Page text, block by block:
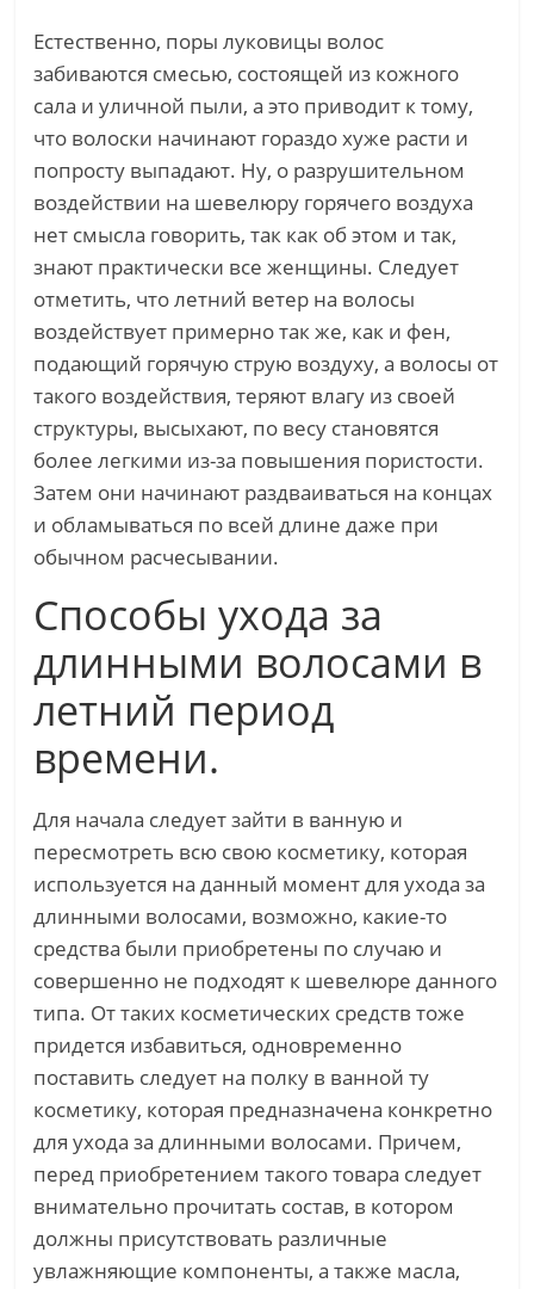
Естественно, поры луковицы волос
забиваются смесью, состоящей из кожного
сала и уличной пыли, а это приводит к тому,
что волоски начинают гораздо хуже расти и
попросту выпадают. Ну, о разрушительном
воздействии на шевелюру горячего воздуха
нет смысла говорить, так как об этом и так,
знают практически все женщины. Следует
отметить, что летний ветер на волосы
воздействует примерно так же, как и фен,
подающий горячую струю воздуху, а волосы от
такого воздействия, теряют влагу из своей
структуры, высыхают, по весу становятся
более легкими из-за повышения пористости.
Затем они начинают раздваиваться на концах
и обламываться по всей длине даже при
обычном расчесывании.
Способы ухода за
длинными волосами в
летний период
времени.
Для начала следует зайти в ванную и
пересмотреть всю свою косметику, которая
используется на данный момент для ухода за
длинными волосами, возможно, какие-то
средства были приобретены по случаю и
совершенно не подходят к шевелюре данного
типа. От таких косметических средств тоже
придется избавиться, одновременно
поставить следует на полку в ванной ту
косметику, которая предназначена конкретно
для ухода за длинными волосами. Причем,
перед приобретением такого товара следует
внимательно прочитать состав, в котором
должны присутствовать различные
увлажняющие компоненты, а также масла,